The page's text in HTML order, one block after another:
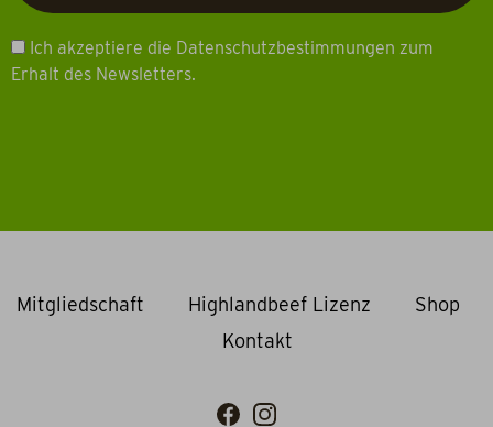
Ich akzeptiere die Datenschutzbestimmungen zum
Erhalt des Newsletters.
Mitgliedschaft Highlandbeef Lizenz
Shop
Kontakt